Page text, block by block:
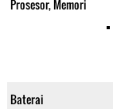
Prosesor, Memori
Baterai